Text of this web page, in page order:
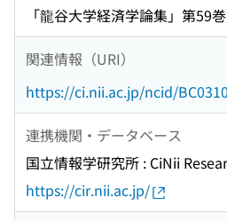
「龍谷大学経済学論集」第59
関連情報（URI）
https://ci.nii.ac.jp/ncid/
連携機関・データベース
国立情報学研究所 : CiNii
https://cir.nii.ac.jp/